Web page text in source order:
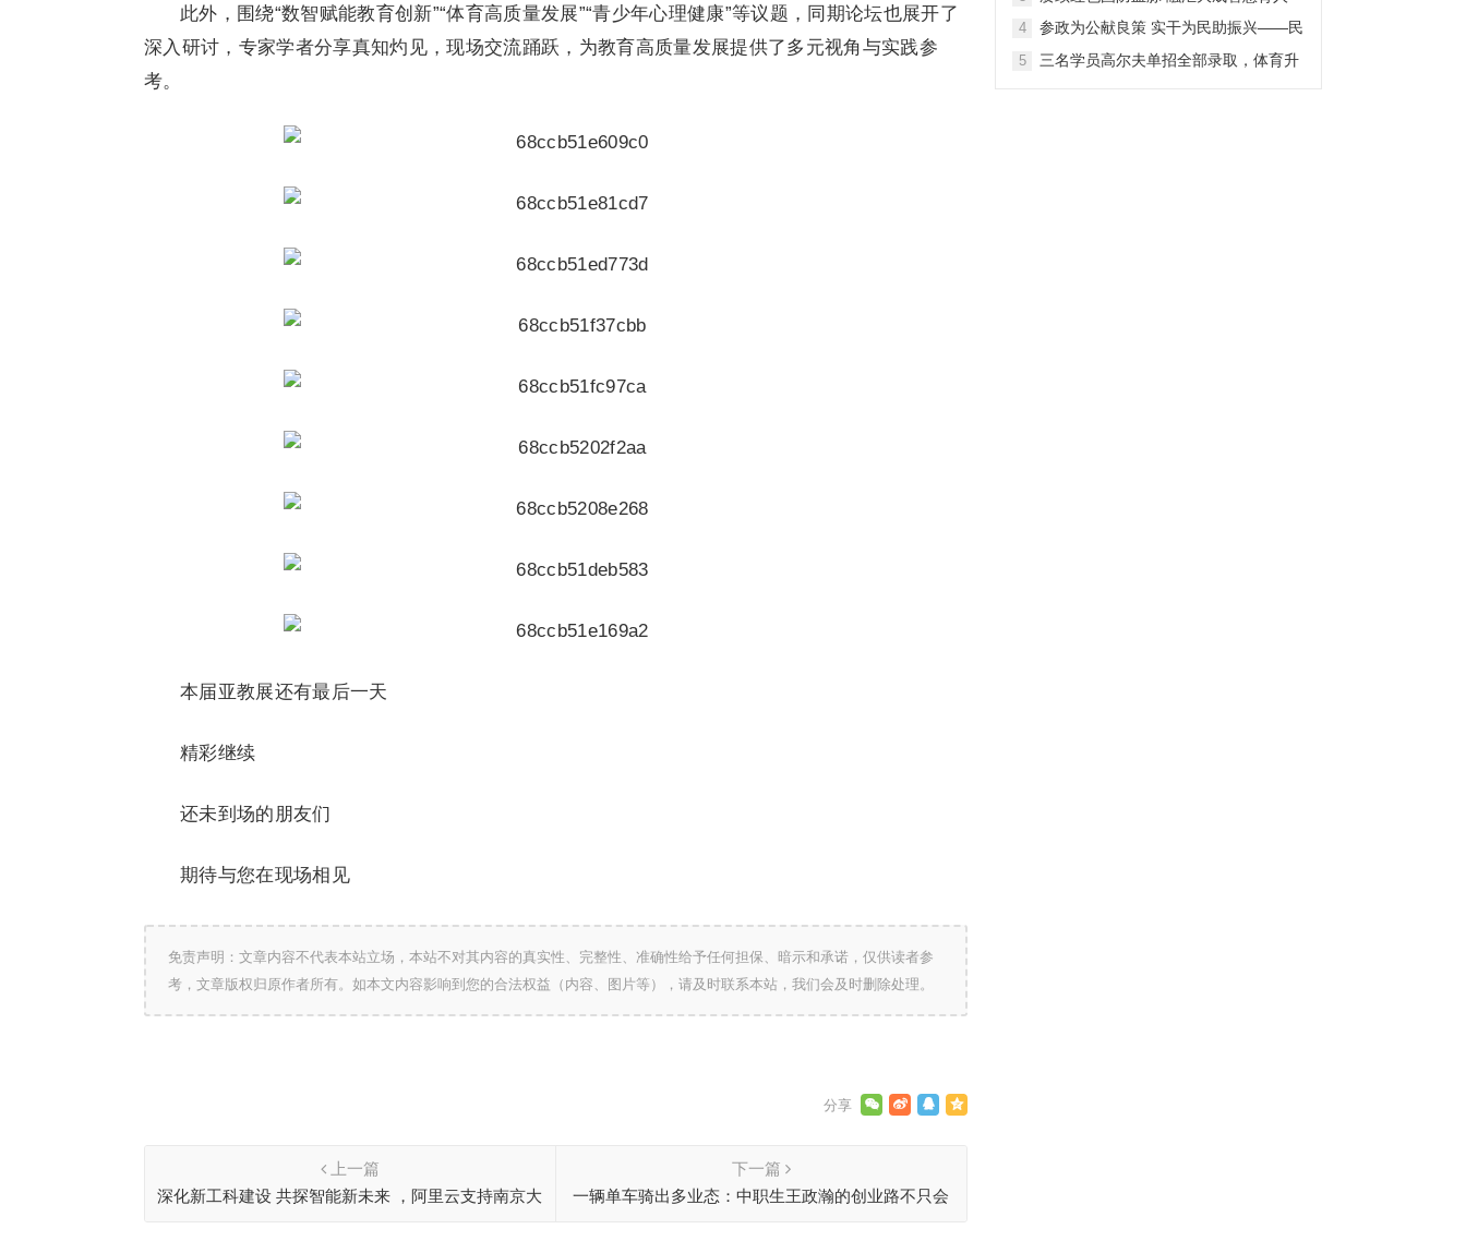
此外，围绕“数智赋能教育创新”“体育高质量发展”“青少年心理健康”等议题，同期论坛也展开了
深入研讨，专家学者分享真知灼见，现场交流踊跃，为教育高质量发展提供了多元视角与实践参
考。
本届亚教展还有最后一天
精彩继续
还未到场的朋友们
期待与您在现场相见
免责声明：文章内容不代表本站立场，本站不对其内容的真实性、完整性、准确性给予任何担保、暗示和承诺，仅供读者参
考，文章版权归原作者所有。如本文内容影响到您的合法权益（内容、图片等），请及时联系本站，我们会及时删除处理。
上一篇
深化新工科建设 共探智能新未来 ，阿里云支持南京大
下一篇
一辆单车骑出多业态：中职生王政瀚的创业路不只会
4
参政为公献良策 实干为民助振兴——民
主题教育实践帮扶调研活动
5
三名学员高尔夫单招全部录取，体育升